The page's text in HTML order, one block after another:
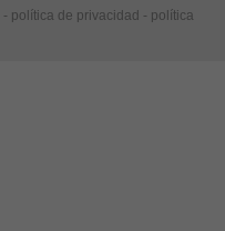
- política de privacidad - política